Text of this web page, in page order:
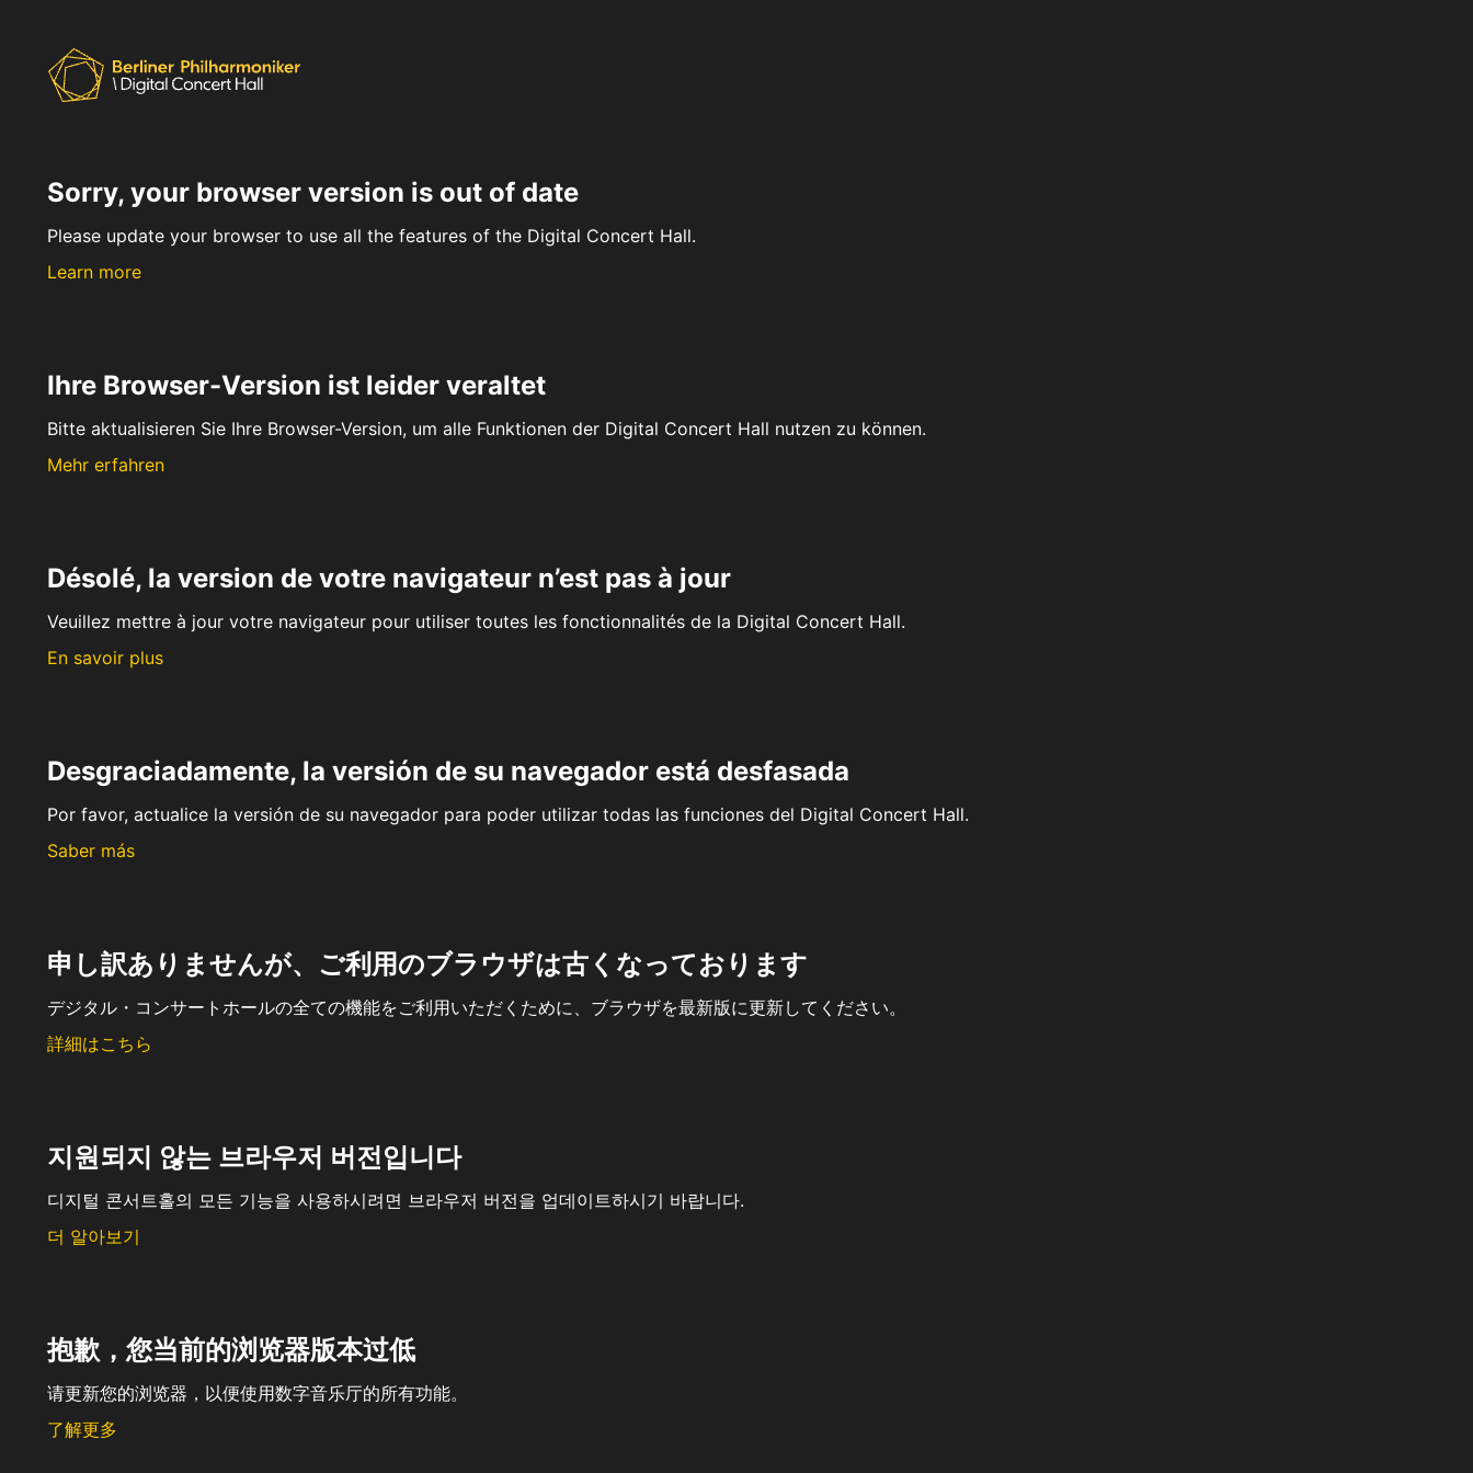
Sorry, your browser version is out of date
Please update your browser to use all the features of the Digital Concert Hall.
Learn more
Ihre Browser-Version ist leider veraltet
Bitte aktualisieren Sie Ihre Browser-Version, um alle Funktionen der Digital Concert Hall nutzen zu können.
Mehr erfahren
Désolé, la version de votre navigateur n’est pas à jour
Veuillez mettre à jour votre navigateur pour utiliser toutes les fonctionnalités de la Digital Concert Hall.
En savoir plus
Desgraciadamente, la versión de su navegador está desfasada
Por favor, actualice la versión de su navegador para poder utilizar todas las funciones del Digital Concert Hall.
Saber más
申し訳ありませんが、ご利用のブラウザは古くなっております
デジタル・コンサートホールの全ての機能をご利用いただくために、ブラウザを最新版に更新してください。
詳細はこちら
지원되지 않는 브라우저 버전입니다
디지털 콘서트홀의 모든 기능을 사용하시려면 브라우저 버전을 업데이트하시기 바랍니다.
더 알아보기
抱歉，您当前的浏览器版本过低
请更新您的浏览器，以便使用数字音乐厅的所有功能。
了解更多